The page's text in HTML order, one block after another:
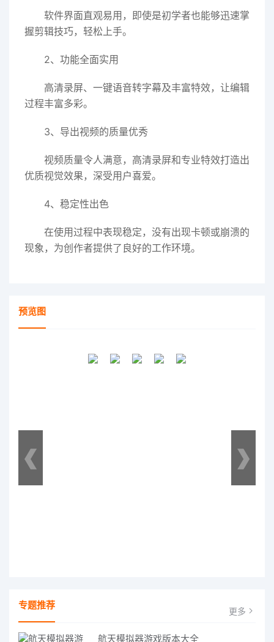
软件界面直观易用，即使是初学者也能够迅速掌
握剪辑技巧，轻松上手。
2、功能全面实用
高清录屏、一键语音转字幕及丰富特效，让编辑
过程丰富多彩。
3、导出视频的质量优秀
视频质量令人满意，高清录屏和专业特效打造出
优质视觉效果，深受用户喜爱。
4、稳定性出色
在使用过程中表现稳定，没有出现卡顿或崩溃的
现象，为创作者提供了良好的工作环境。
预览图
专题推荐 更多
航天模拟器游戏版本大全